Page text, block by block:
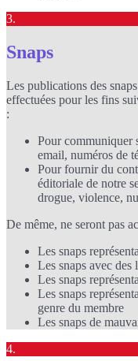
3.
Snaps
Les publications des
effectuées pour les fins
:
Pour communiquer
email, numéros de
Pour fournir du
éditoriale de notre
drogue, violence,
De même, ne seront pas
Les snaps
Les snaps avec
Les snaps
Les snaps
genre du membre
Les snaps de
4.